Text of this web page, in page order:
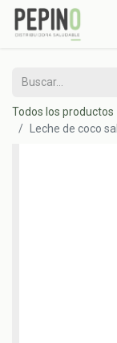
Todos los productos
Leche de coco